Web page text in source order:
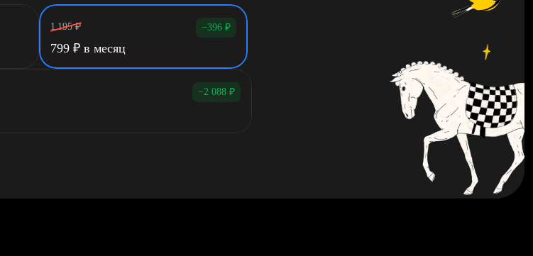
1 195 ₽ −396 ₽
799 ₽ в месяц
−2 088 ₽